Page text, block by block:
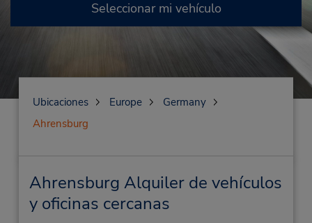
Seleccionar mi vehículo
Ubicaciones Europe
Germany
Ahrensburg
Ahrensburg Alquiler de vehículos
y oficinas cercanas